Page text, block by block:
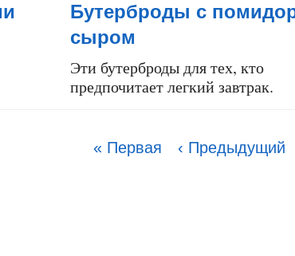
Бутерброды с
сыром
Эти бутерброды для тех, кто
предпочитает легкий завтрак.
« Первая ‹ Предыдущий